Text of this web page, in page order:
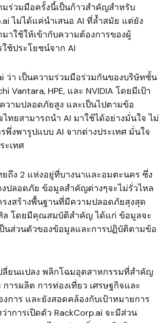
มร่วมมือครั้งนี้เป็นก้าวสำคัญสำหรับ
ไม่ได้แค่นำเสนอ AI ที่ล้ำสมัย แต่ยัง
าใช้ให้เข้ากับความต้องการของผู้
ช้ประโยชน์จาก AI
ว่า เป็นความร่วมมือร่วมกันของบริษัทชั้น
Vantara, HPE, และ NVIDIA โดยมีเป้า
ามปลอดภัยสูง และเป็นไปตามข้อ
ทยสามารถนำ AI มาใช้ได้อย่างมั่นใจ ไม่
งพารูปแบบ AI จากต่างประเทศ มั่นใจ
ะเทศ
ยถึง 2 แห่งอยู่ที่บางนาและอมตะนคร ซึ่ง
ปลอดภัย ข้อมูลสำคัญต่างๆจะไม่รั่วไหล
งสร้างพื้นฐานที่มีความปลอดภัยสุงสุด
ล โดยมีคุณสมบัติสำคัญ ได้แก่ ข้อมูลจะ
ป็นส่วนตัวของข้อมูลและการปฏิบัติตามข้อ
ลี่ยนแปลง พลิกโฉมอุตสาหกรรมที่สำคัญ
ารผลิต การท่องเที่ยว เศรษฐกิจและ
การ และยังสอดคล้องกับเป้าหมายการ
าการเปิดตัว RackCorp.ai จะมีส่วน